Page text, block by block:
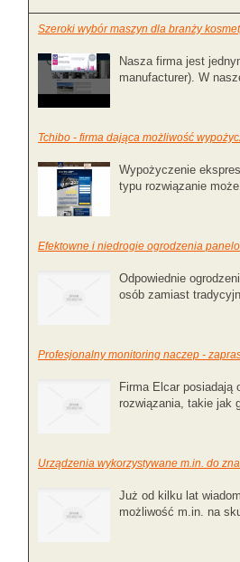
Szeroki wybór maszyn dla branży
Nasza firma jest
manufacturer). W
Tchibo - firma dająca możliwość
Wypożyczenie
typu rozwiązanie
Efektowne i niedrogie ogrodzenia
Odpowiednie
osób zamiast
Profesjonalny monitoring naczep -
Firma Elcar posiadają
rozwiązania, takie jak
Urządzenia wykorzystywane m.in. do
Już od kilku lat
możliwość m.in. na